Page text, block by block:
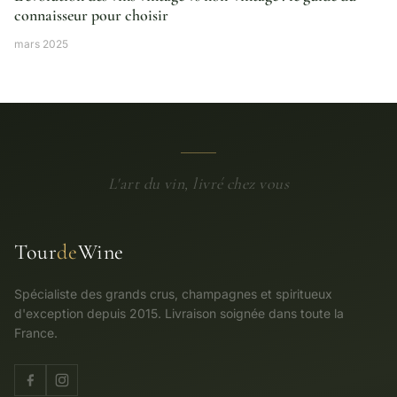
connaisseur pour choisir
mars 2025
L'art du vin, livré chez vous
TourdeWine
Spécialiste des grands crus, champagnes et spiritueux
d'exception depuis 2015. Livraison soignée dans toute la
France.